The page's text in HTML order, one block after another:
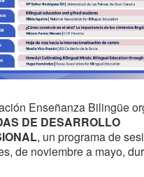
Enseñanza Bilingüe
DE DESARROLLO
, un programa de
de noviembre a mayo,